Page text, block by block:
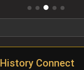
History Connect